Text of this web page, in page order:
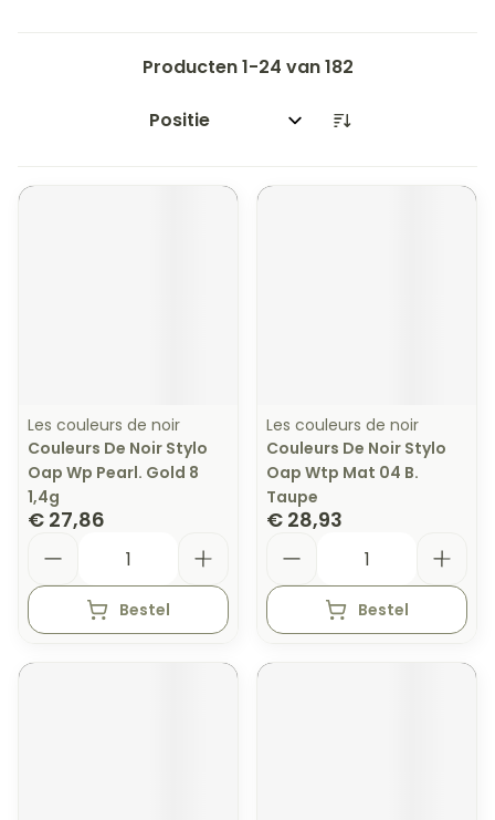
Producten1-24 van182
Sorteer op:
Les couleurs de noir
Couleurs De Noir Stylo
Oap Wp Pearl. Gold 8
1,4g
€ 27,86
Bestel
Les couleurs de noir
Couleurs De Noir Stylo
Oap Wtp Mat 04 B.
Taupe
€ 28,93
Bestel